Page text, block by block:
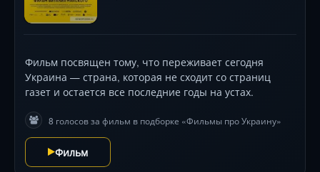
Фильм посвящен тому, что переживает сегодня
Украина — страна, которая не сходит со страниц
газет и остается все последние годы на устах.
8 голосов за фильм в подборке «Фильмы про Украину»
Фильм